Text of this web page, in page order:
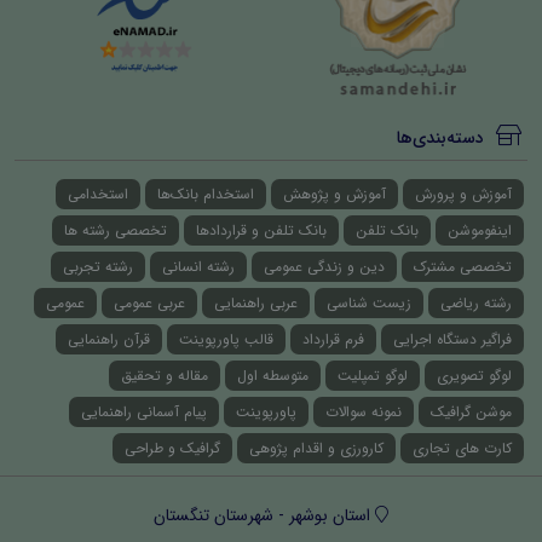
دسته‌بندی‌ها
آموزش و پرورش آموزش و پژوهش استخدام بانک‌ها
استخدامی
اینفوموشن
بانک تلفن بانک تلفن و قراردادها
تخصصی رشته ها
تخصصی مشترک
دین و زندگی عمومی رشته انسانی
رشته تجربی
رشته ریاضی
زیست شناسی عربی راهنمایی عربی عمومی
عمومی
فراگیر دستگاه اجرایی
فرم قرارداد قالب پاورپوینت
قرآن راهنمایی
لوگو تصویری
لوگو تمپلیت متوسطه اول
مقاله و تحقیق
موشن گرافیک
نمونه سوالات پاورپوینت
پیام آسمانی راهنمایی
کارت های تجاری
کارورزی و اقدام پژوهی گرافیک و طراحی
استان بوشهر - شهرستان تنگستان